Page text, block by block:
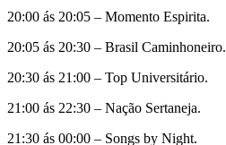
20:00 ás 20:05 – Momento Espirita.
20:05 ás 20:30 – Brasil Caminhoneiro.
20:30 ás 21:00 – Top Universitário.
21:00 ás 22:30 – Nação Sertaneja.
21:30 ás 00:00 – Songs by Night.